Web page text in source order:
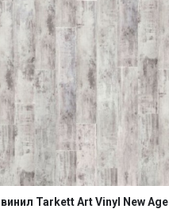
Tarkett Art Vinyl New Age